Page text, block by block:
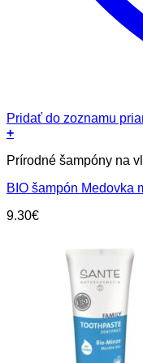
Pridať do zoznamu
+
Prírodné šampóny na
BIO šampón Medovka
9.30€